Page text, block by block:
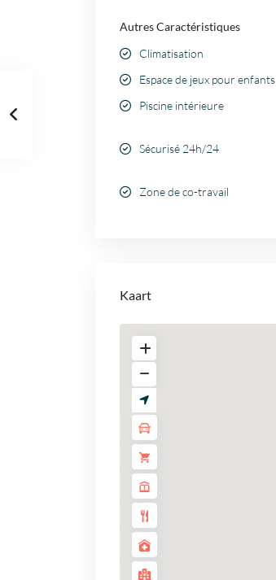
Autres Caractéristiques
Climatisation
Espace de jeux pour enfants
Piscine intérieure
Sécurisé 24h/24
Zone de co-travail
Kaart